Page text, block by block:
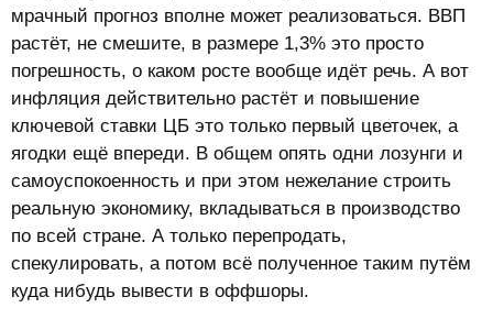
мрачный прогноз вполне может реализоваться. ВВП
растёт, не смешите, в размере 1,3% это просто
погрешность, о каком росте вообще идёт речь. А вот
инфляция действительно растёт и повышение
ключевой ставки ЦБ это только первый цветочек, а
ягодки ещё впереди. В общем опять одни лозунги и
самоуспокоенность и при этом нежелание строить
реальную экономику, вкладываться в производство
по всей стране. А только перепродать,
спекулировать, а потом всё полученное таким путём
куда нибудь вывести в оффшоры.